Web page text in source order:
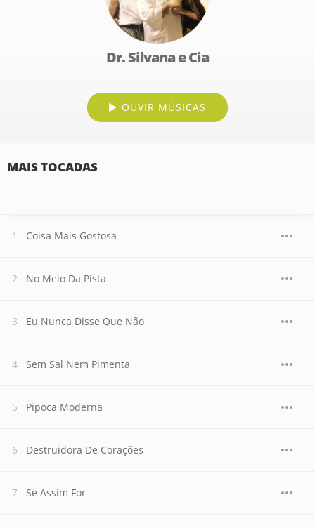
Dr. Silvana e Cia
OUVIR MÚSICAS
MAIS TOCADAS
Coisa Mais Gostosa
No Meio Da Pista
Eu Nunca Disse Que Não
Sem Sal Nem Pimenta
Pipoca Moderna
Destruidora De Corações
Se Assim For